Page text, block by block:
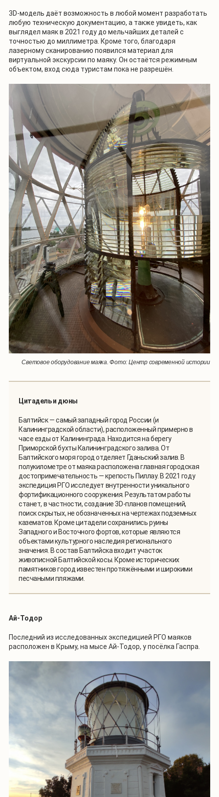
3D-модель даёт возможность в любой момент разработать
любую техническую документацию, а также увидеть, как
выглядел маяк в 2021 году до мельчайших деталей с
точностью до миллиметра. Кроме того, благодаря
лазерному сканированию появился материал для
виртуальной экскурсии по маяку. Он остаётся режимным
объектом, вход сюда туристам пока не разрешён.
Световое оборудование маяка. Фото: Центр современной истории
Цитадель и дюны
Балтийск — самый западный город России (и
Калининградской области), расположенный примерно в
часе езды от Калининграда. Находится на берегу
Приморской бухты Калининградского залива. От
Балтийского моря город отделяет Гданьский залив. В
полукилометре от маяка расположена главная городская
достопримечательность — крепость Пиллау. В 2021 году
экспедиция РГО исследует внутренности уникального
фортификационного сооружения. Результатом работы
станет, в частности, создание 3D-планов помещений,
поиск скрытых, не обозначенных на чертежах подземных
казематов. Кроме цитадели сохранились руины
Западного и Восточного фортов, которые являются
объектами культурного наследия регионального
значения. В состав Балтийска входит участок
живописной Балтийской косы. Кроме исторических
памятников город известен протяжёнными и широкими
песчаными пляжами.
Ай-Тодор
Последний из исследованных экспедицией РГО маяков
расположен в Крыму, на мысе Ай-Тодор, у посёлка Гаспра.